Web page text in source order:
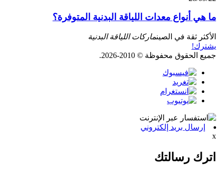
ما هي أنواع معدات اللياقة البدنية المتوفرة؟
الأكثر ثقة في الصينماركات اللياقة البدنية
يشترك!
جميع الحقوق محفوظة © 2010-2026.
إرسال بريد إلكتروني
x
اترك رسالتك